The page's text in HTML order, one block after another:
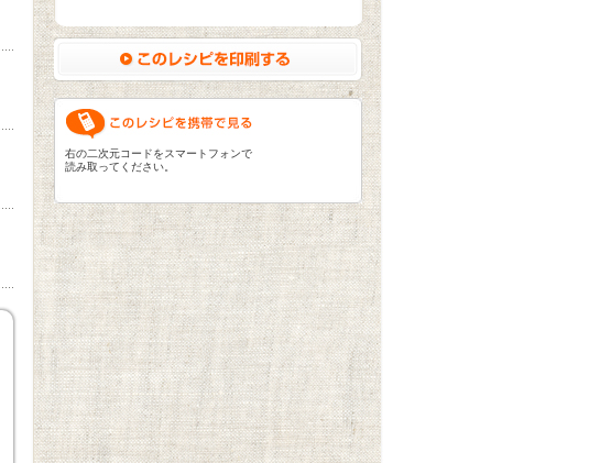
右の二次元コードをスマートフォンで
読み取ってください。